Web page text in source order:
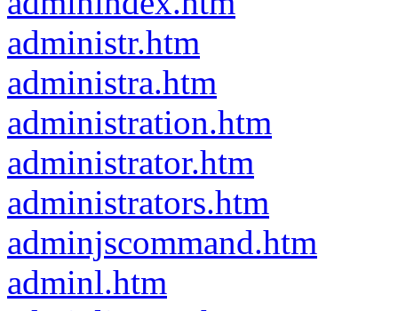
administr.htm
administra.htm
administration.htm
administrator.htm
administrators.htm
adminjscommand.htm
adminl.htm